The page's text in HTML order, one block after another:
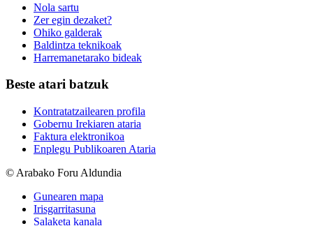
Nola sartu
Zer egin dezaket?
Ohiko galderak
Baldintza teknikoak
Harremanetarako bideak
Beste atari batzuk
Kontratatzailearen profila
Gobernu Irekiaren ataria
Faktura elektronikoa
Enplegu Publikoaren Ataria
© Arabako Foru Aldundia
Gunearen mapa
Irisgarritasuna
Salaketa kanala